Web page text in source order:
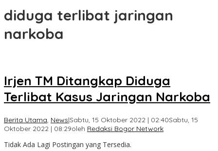
diduga terlibat jaringan
narkoba
Irjen TM Ditangkap Diduga
Terlibat Kasus Jaringan Narkoba
Berita Utama, News|Sabtu, 15 Oktober 2022 | 02:40Sabtu, 15
Oktober 2022 | 08:29oleh Redaksi Bogor Network
Tidak Ada Lagi Postingan yang Tersedia.